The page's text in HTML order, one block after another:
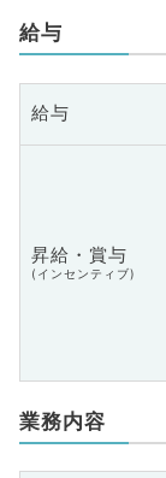
給与
給与
昇給・賞与
(インセンティブ)
業務内容